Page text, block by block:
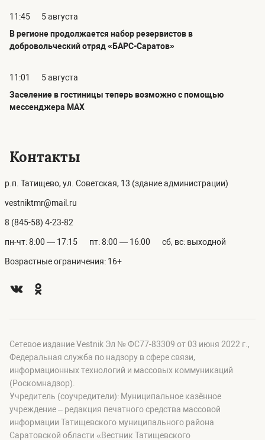
11:45
5 августа
В регионе продолжается набор резервистов в
добровольческий отряд «БАРС-Саратов»
11:01
5 августа
Заселение в гостиницы теперь возможно с помощью
мессенджера MAX
Контакты
р.п. Татищево, ул. Советская, 13 (здание администрации)
vestniktmr@mail.ru
8 (845-58) 4-23-82
пн-чт: 8:00 — 17:15 пт: 8:00 — 16:00 сб, вс: выходной
Возрастные ограничения: 16+
Сетевое издание Vestnik Эл № ФС77-83309 от 03 июня 2022 г.,
Федеральная служба по надзору в сфере связи,
информационных технологий и массовых коммуникаций
(Роскомнадзор).
Учредитель (соучредители): Муниципальное казённое
учреждение – редакция печатного средства массовой
информации Татищевского муниципального района
Саратовской области «Вестник Татищевского